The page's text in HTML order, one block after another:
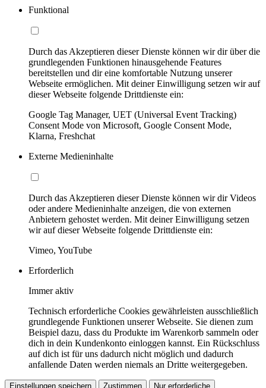
Funktional
Durch das Akzeptieren dieser Dienste können wir dir über die
grundlegenden Funktionen hinausgehende Features
bereitstellen und dir eine komfortable Nutzung unserer
Webseite ermöglichen. Mit deiner Einwilligung setzen wir auf
dieser Webseite folgende Drittdienste ein:
Google Tag Manager, UET (Universal Event Tracking)
Consent Mode von Microsoft, Google Consent Mode,
Klarna, Freshchat
Externe Medieninhalte
Durch das Akzeptieren dieser Dienste können wir dir Videos
oder andere Medieninhalte anzeigen, die von externen
Anbietern gehostet werden. Mit deiner Einwilligung setzen
wir auf dieser Webseite folgende Drittdienste ein:
Vimeo, YouTube
Erforderlich
Immer aktiv
Technisch erforderliche Cookies gewährleisten ausschließlich
grundlegende Funktionen unserer Webseite. Sie dienen zum
Beispiel dazu, dass du Produkte im Warenkorb sammeln oder
dich in dein Kundenkonto einloggen kannst. Ein Rückschluss
auf dich ist für uns dadurch nicht möglich und dadurch
anfallende Daten werden niemals an Dritte weitergegeben.
Einstellungen speichern Zustimmen Nur erforderliche